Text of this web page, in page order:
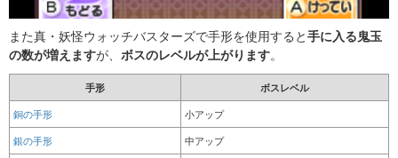
また真・妖怪ウォッチバスターズで手形を使用すると手に入る鬼玉
の数が増えますが、 ボスのレベルが上がります。
手形 ボスレベル
銅の手形 小アップ
銀の手形 中アップ